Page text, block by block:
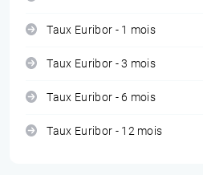
Taux Euribor - 1 mois
Taux Euribor - 3 mois
Taux Euribor - 6 mois
Taux Euribor - 12 mois